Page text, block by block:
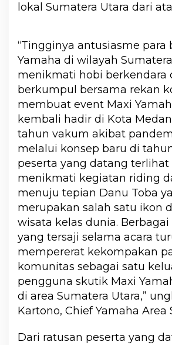
lokal Sumatera Utara dari
“Tingginya antusiasme para
Yamaha di wilayah
menikmati hobi berkendara
berkumpul bersama rekan
membuat event Maxi
kembali hadir di Kota
tahun vakum akibat
melalui konsep baru di
peserta yang datang terlihat
menikmati kegiatan riding
menuju tepian Danu Toba
merupakan salah satu ikon
wisata kelas dunia.
yang tersaji selama acara
mempererat kekompakan
komunitas sebagai satu
pengguna skutik Maxi
di area Sumatera Utara,”
Kartono, Chief Yamaha Area
Dari ratusan peserta yang